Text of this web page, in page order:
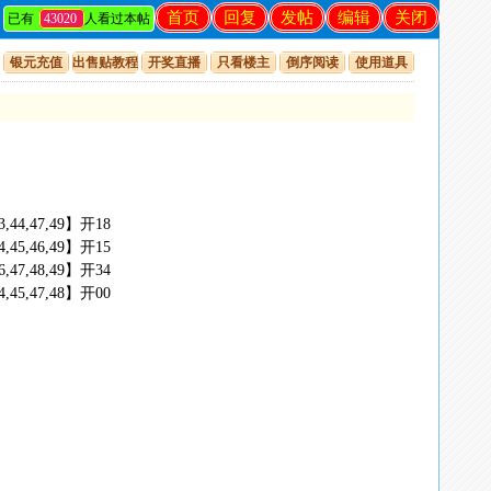
关闭
编辑
发帖
回复
首页
已有 43020 人看过本帖
银元充值 出售贴教程 开奖直播 只看楼主 倒序阅读 使用道具
】开18
】开15
】开34
】开00